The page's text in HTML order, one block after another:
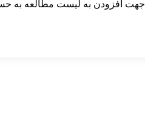
جهت افزودن به لیست مطالعه به